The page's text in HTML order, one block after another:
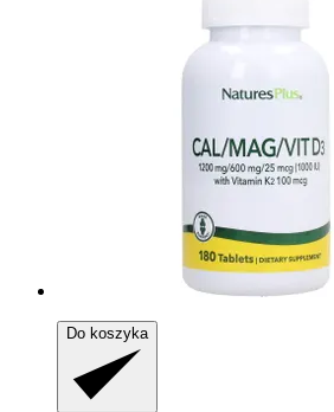
Do koszyka